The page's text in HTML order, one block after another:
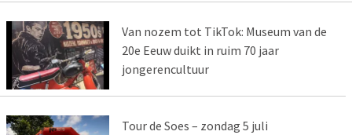
Van nozem tot TikTok: Museum van de
20e Eeuw duikt in ruim 70 jaar
jongerencultuur
Tour de Soes – zondag 5 juli